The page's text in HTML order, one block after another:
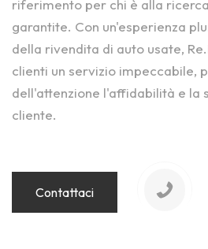
riferimento per chi è alla
garantite. Con un'esperienza
della rivendita di auto usate,
clienti un servizio impeccabile,
dell'attenzione l'affidabilità e la
cliente.
Contattaci